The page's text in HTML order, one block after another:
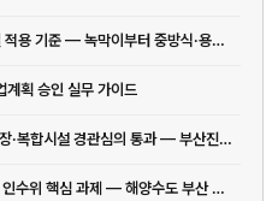
[재료] 철골 강재 도장 종류와 공정별 적용 기준 — 녹막이부터 중방식·용융아연도금까지
계획 승인 실무 가이드
[도시·개발] 명지지구 이재모피자 공장·복합시설 경관심의 통과 — 부산진해경제자유구역 건축 현황
[도시·개발] 전재수 부산시장 당선인 인수위 핵심 과제 — 해양수도 부산 완성과 ...